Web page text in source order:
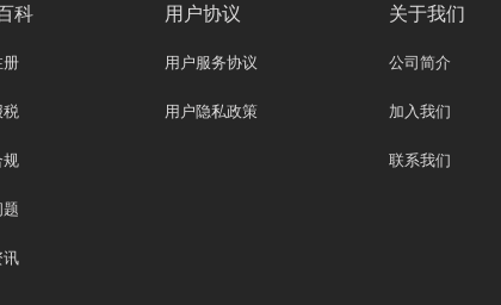
科
册
税
规
讯
用户协议
用户服务协议
用户隐私政策
关于我们
公司简介
加入我们
联系我们